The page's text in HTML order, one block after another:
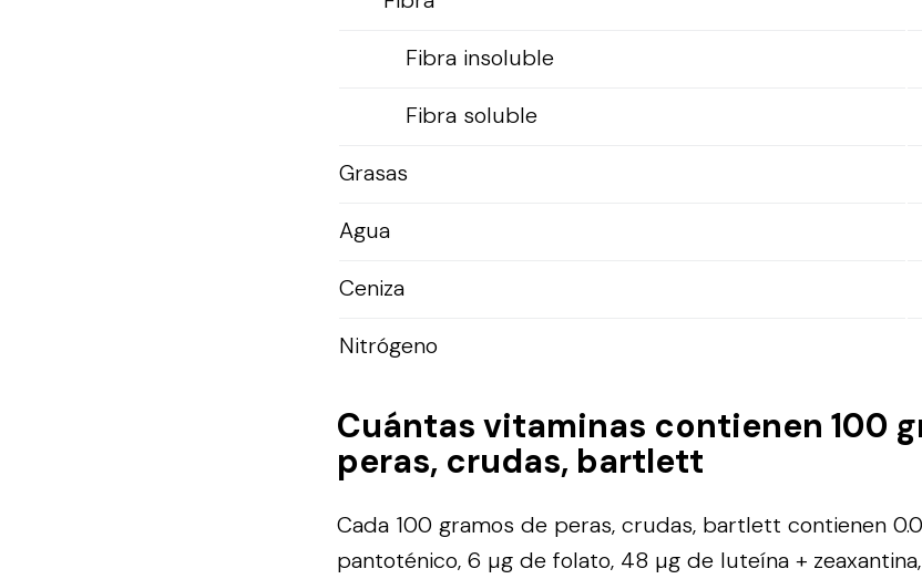
Fibra insoluble
Fibra soluble
Grasas
Agua
Ceniza
Nitrógeno
Cuántas vitaminas contienen 100
peras, crudas, bartlett
Cada 100 gramos de peras, crudas, bartlett contienen
pantoténico, 6 µg de folato, 48 µg de luteína +